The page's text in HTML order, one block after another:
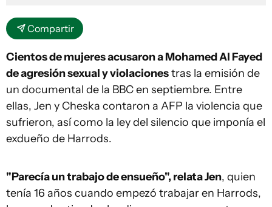
Compartir
Cientos de mujeres acusaron a Mohamed Al Fayed
de agresión sexual y violacionestras la emisión de
un documental de la BBC en septiembre. Entre
ellas, Jen y Cheska contaron a AFP la violencia que
sufrieron, así como la ley del silencio que imponía el
exdueño de Harrods.
"Parecía un trabajo de ensueño", relata Jen, quien
tenía 16 años cuando empezó trabajar en Harrods,